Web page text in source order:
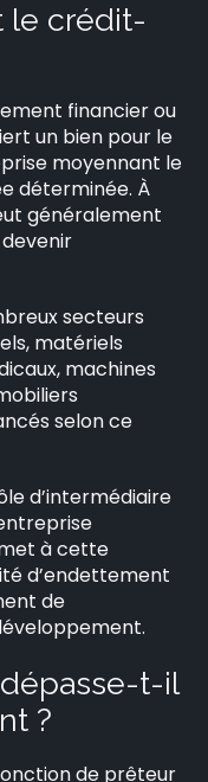
le crédit-
financier ou
un bien pour le
moyennant le
déterminée. À
généralement
secteurs
matériels
machines
selon ce
d’intermédiaire
à cette
d’endettement
de
t-il
?
de prêteur